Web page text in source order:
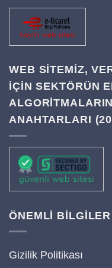
WEB SITEMIZ,
IÇIN SEKTÖRÜN
ANAHTARLARI
ÖNEMLİ BİLGİLER
Gizilik Politikası